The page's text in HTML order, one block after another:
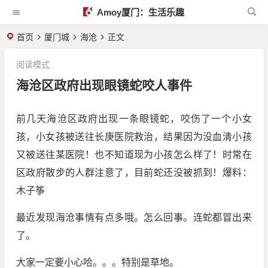
Amoy厦门：生活乐趣
首页 厦门城 海沧 正文
海沧区政府出现眼镜蛇咬人事件
阅读模式
前几天海沧区政府出现一条眼镜蛇，咬伤了一个小女
孩，小女孩被送往长庚医院救治，结果因为没血清小孩
又被送往某医院！也不知道现为小孩怎么样了！时常在
区政府散步的人群注意了，目前蛇还没被抓到！爆料：
木子筝
最近发现海沧事情有点多哦。怎么回事。连蛇都冒出来
了。
大家一定要小心哈。。。特别是草地。